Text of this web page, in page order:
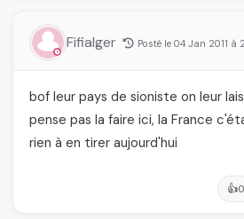
Fifialger Posté le 04 Jan 2011 à
bof leur pays de sioniste on leur
pense pas la faire ici, la France
rien à en tirer aujourd'hui
👍0